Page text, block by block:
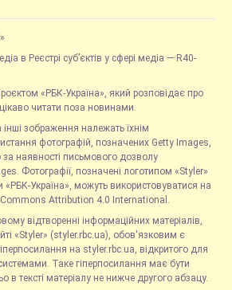
в Реєстрі суб’єктів у сфері медіа — R40-
«РБК-Україна», який розповідає про
читати поза новинами.
інші зображення належать їхнім
фотографій, позначених Getty Images,
наявності письмового дозволу
Фотографії, позначені логотипом «Styler»
«РБК-Україна», можуть використовуватися на
Commons Attribution 4.0 International.
відтворенні інформаційних матеріалів,
«Styler» (styler.rbc.ua), обов'язковим є
на styler.rbc.ua, відкритого для
Таке гіперпосилання має бути
в тексті матеріалу не нижче другого абзацу.